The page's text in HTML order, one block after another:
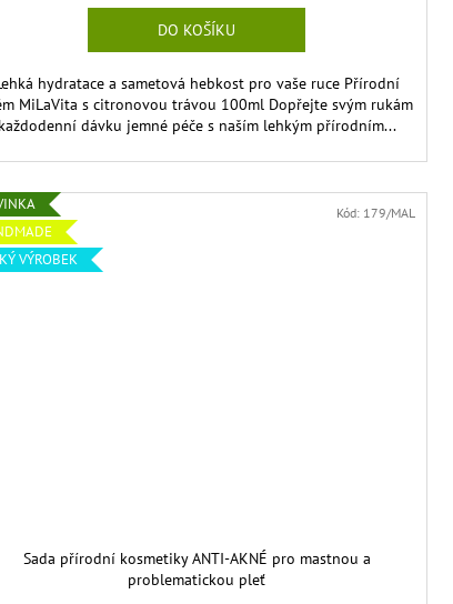
DO KOŠÍKU
hydratace a sametová hebkost pro vaše ruce Přírodní
MiLaVita s citronovou trávou 100ml Dopřejte svým rukám
každodenní dávku jemné péče s naším lehkým přírodním...
VÝROBEK
Sada přírodní kosmetiky ANTI-AKNÉ pro mastnou a
problematickou pleť
Kód: 179/MAL